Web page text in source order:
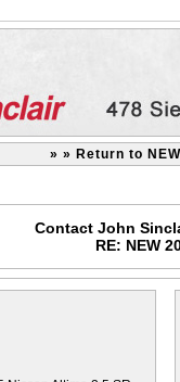
» » Return to
Contact John
RE: NEW